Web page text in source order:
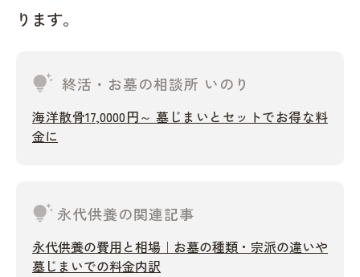
ります。
tips_and_updates 終活・お墓の相談所 いのり
海洋散骨17,0000円～ 墓じまいとセットでお得な料
金に
tips_and_updates 永代供養の関連記事
永代供養の費用と相場｜お墓の種類・宗派の違いや
墓じまいでの料金内訳